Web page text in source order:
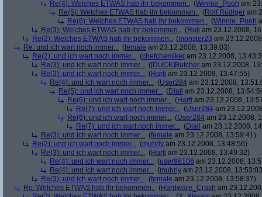
Re(4): Welches ETWAS hab ihr bekommen.. (Winnie_Pooh am
Re(5): Welches ETWAS hab ihr bekommen.. (Rolf Rüdiger am
Re(6): Welches ETWAS hab ihr bekommen.. (Winnie_Pooh
Re(3): Welches ETWAS hab ihr bekommen.. (Roli am 23.12.2008,
Re(2): Welches ETWAS hab ihr bekommen.. (monster23 am
Re: und ich wart noch immer... (female am 23.12.2008, 13:39:03)
Re(2): und ich wart noch immer... (chefchemiker am 23.12.2008,
Re(3): und ich wart noch immer... ([DUCK]Butcher am 23.12.2008,
Re(3): und ich wart noch immer... (Harti am 23.12.2008, 13:47:55)
Re(4): und ich wart noch immer... (User284 am 23.12.2008,
Re(5): und ich wart noch immer... (Diall
am 23.12.2008,
Re(6): und ich wart noch immer... (Harti am 23.12.2008,
Re(7): und ich wart noch immer... (User284 am
Re(6): und ich wart noch immer... (User284 am 23.12.2008,
Re(7): und ich wart noch immer... (Diall
am 23.12.2008,
Re(3): und ich wart noch immer... (female am 23.12.2008, 13:59:41)
Re(2): und ich wart noch immer... (muhrly am 23.12.2008, 13:48:56)
Re(3): und ich wart noch immer... (Harti am 23.12.2008, 13:49:32)
Re(4): und ich wart noch immer... (user96106 am 23.12.2008,
Re(4): und ich wart noch immer... (muhrly am 23.12.2008,
Re(3): und ich wart noch immer... (female am 23.12.2008, 13:58:37)
Re: Welches ETWAS hab ihr bekommen.. (Hardware_Crash am